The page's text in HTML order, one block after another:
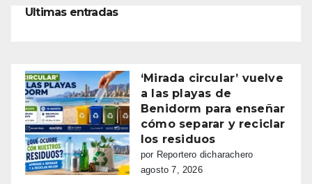
Ultimas entradas
‘Mirada circular’ vuelve
a las playas de
Benidorm para enseñar
cómo separar y reciclar
los residuos
por Reportero dicharachero
agosto 7, 2026